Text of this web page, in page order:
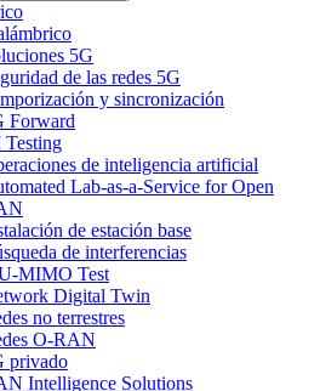
5G
de las redes 5G
y sincronización
Forward
Testing
de inteligencia artificial
Lab-as-a-Service for Open
de estación base
de interferencias
MIMO Test
Digital Twin
no terrestres
O-RAN
privado
Intelligence Solutions